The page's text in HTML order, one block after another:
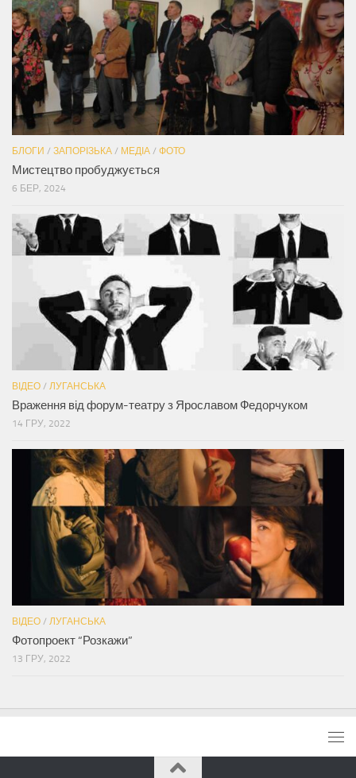
БЛОГИ / ЗАПОРІЗЬКА / МЕДІА / ФОТО
Мистецтво пробуджується
6 БЕР, 2024
ВІДЕО / ЛУГАНСЬКА
Враження від форум-театру з Ярославом Федорчуком
14 ГРУ, 2022
ВІДЕО / ЛУГАНСЬКА
Фотопроект “Розкажи”
13 ГРУ, 2022